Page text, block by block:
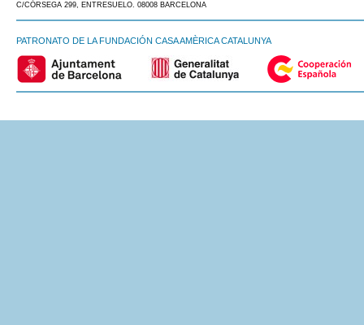
C/CÒRSEGA 299, ENTRESUELO. 08008 BARCELONA
PATRONATO DE LA FUNDACIÓN CASA AMÈRICA CATALUNYA